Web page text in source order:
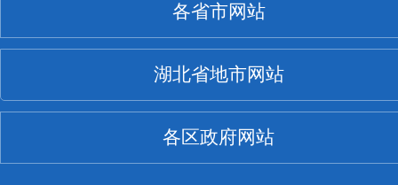
各省市网站
湖北省地市网站
各区政府网站